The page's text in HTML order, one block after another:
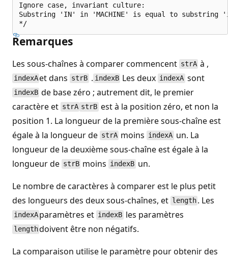
Ignore case, invariant culture:
Substring 'IN' in 'MACHINE' is equal to
Remarques
Les sous-chaînes à comparer commencent strA à ,
indexAet dans strB. indexB Les deux indexA sont
indexB de base zéro ; autrement dit, le premier
caractère et strA strBest à la position zéro, et non la
position 1. La longueur de la première sous-chaîne est
égale à la longueur de strA moins indexA un. La
longueur de la deuxième sous-chaîne est égale à la
longueur de strB moins indexB un.
Le nombre de caractères à comparer est le plus petit
des longueurs des deux sous-chaînes, et length . Les
indexA paramètres et indexB les paramètres
lengthdoivent être non négatifs.
La comparaison utilise le paramètre pour obtenir des